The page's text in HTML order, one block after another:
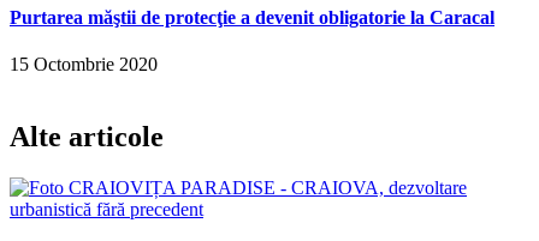
Purtarea măştii de protecţie a devenit obligatorie la Caracal
15 Octombrie 2020
Alte articole